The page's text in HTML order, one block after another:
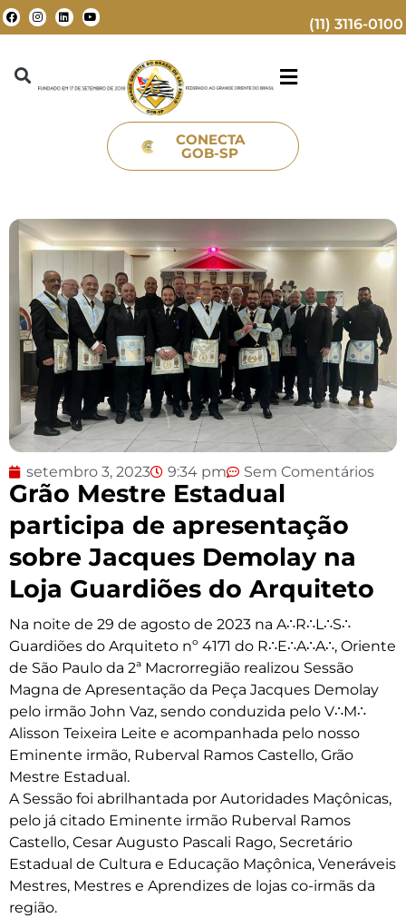
(11) 3116-0100
CONECTA
GOB-SP
setembro 3, 2023 9:34 pm Sem Comentários
Grão Mestre Estadual
participa de apresentação
sobre Jacques Demolay na
Loja Guardiões do Arquiteto
Na noite de 29 de agosto de 2023 na A∴R∴L∴S∴
Guardiões do Arquiteto nº 4171 do R∴E∴A∴A∴, Oriente
de São Paulo da 2ª Macrorregião realizou Sessão
Magna de Apresentação da Peça Jacques Demolay
pelo irmão John Vaz, sendo conduzida pelo V∴M∴
Alisson Teixeira Leite e acompanhada pelo nosso
Eminente irmão, Ruberval Ramos Castello, Grão
Mestre Estadual.
A Sessão foi abrilhantada por Autoridades Maçônicas,
pelo já citado Eminente irmão Ruberval Ramos
Castello, Cesar Augusto Pascali Rago, Secretário
Estadual de Cultura e Educação Maçônica, Veneráveis
Mestres, Mestres e Aprendizes de lojas co-irmãs da
região.